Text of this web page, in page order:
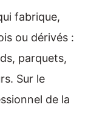
fabrique,
ou dérivés :
parquets,
Sur le
de la